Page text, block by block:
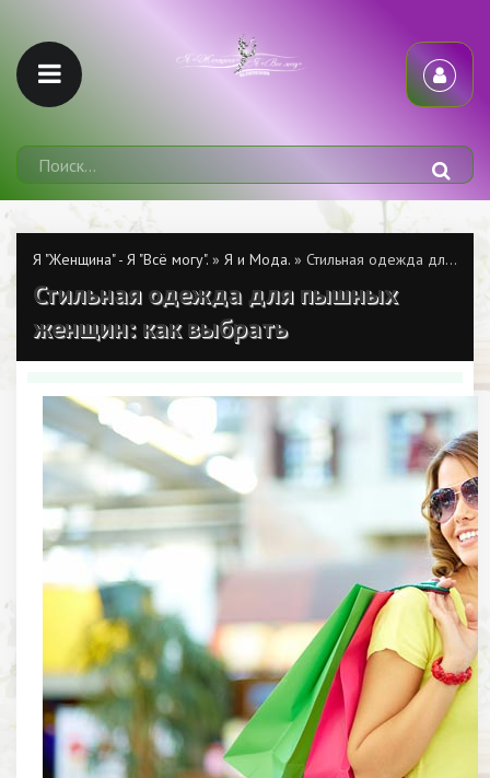
Я "Женщина" - Я "Всё могу". » Я и Мода. » Стильная одежда для пышных женщин: как выбрать
Стильная одежда для пышных
женщин: как выбрать